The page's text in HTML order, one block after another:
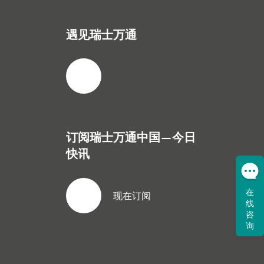
遇见瑞士万通
订阅瑞士万通中国—今日
快讯
现在订阅
在
线
咨
询